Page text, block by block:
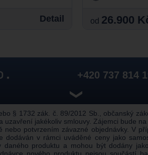
Detail od 26.900
+420 737 814
❯
§ 1732 zák. č. 89/2012 Sb., občanský
jakékoliv smlouvy. Zájemci bude
potvrzením závazné objednávky. V
v rámci uváděné ceny jako
produktu a mohou být dodány